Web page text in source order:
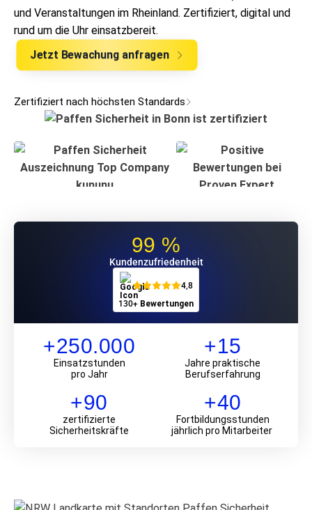
und Veranstaltungen im Rheinland. Zertifiziert, digital und
rund um die Uhr einsatzbereit.
Jetzt Bewachung anfragen
Zertifiziert nach höchsten Standards
99 %
Kunden­zufriedenheit
4,8
130+ Bewertungen
+250.000
Einsatz­stunden
pro Jahr
+15
Jahre praktische
Berufs­erfahrung
+90
zertifizierte
Sicherheits­kräfte
+40
Fortbildungs­stunden
jährlich pro Mitarbeiter